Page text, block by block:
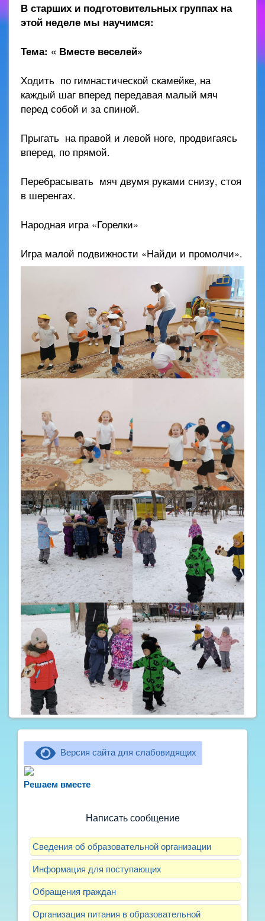
В старших и подготовительных группах на
этой неделе мы научимся:
Тема: « Вместе веселей»
Ходить по гимнастической скамейке, на
каждый шаг вперед передавая малый мяч
перед собой и за спиной.
Прыгать на правой и левой ноге, продвигаясь
вперед, по прямой.
Перебрасывать мяч двумя руками снизу, стоя
в шеренгах.
Народная игра «Горелки»
Игра малой подвижности «Найди и промолчи».
Версия сайта для слабовидящих
Решаем вместерассказать о воспитателях? Знаете, как
Написать сообщение
Сведения об образовательной организации
Информация для поступающих
Обращения граждан
Организация питания в образовательной